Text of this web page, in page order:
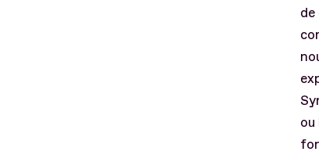
ou